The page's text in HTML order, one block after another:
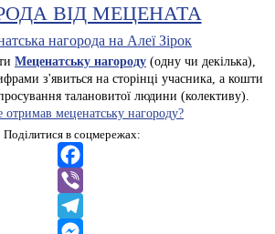
ВІД МЕЦЕНАТА
Меценатську нагороду (одну чи декілька),
з'явиться на сторінці учасника, а кошти
талановитої людини (колективу).
отримав меценатську нагороду?
Поділитися в соцмережах:
Facebook
Viber
Telegram